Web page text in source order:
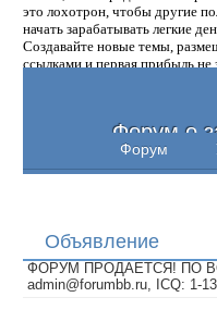
это лохотрон, чтобы другие
начать зарабатывать легкие
Создавайте новые темы,
ссылками и первая прибыль не
Форум о
Форум
Объявление
ФОРУМ ПРОДАЕТСЯ! ПО
admin@forumbb.ru, ICQ: 1-